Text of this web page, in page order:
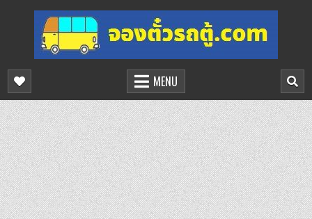
content
จองตั๋วรถตู้ออนไลน์
บริการจองตั๋วรถตู้ออนไลน์
MENU